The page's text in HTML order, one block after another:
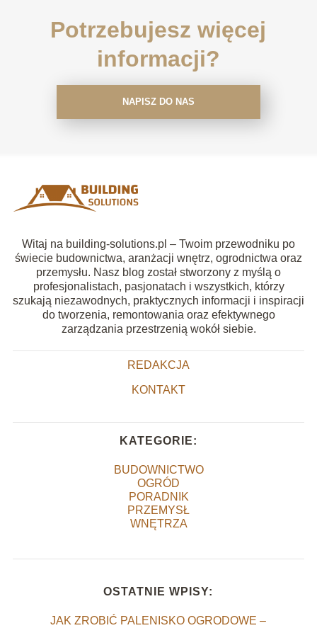
Potrzebujesz więcej
informacji?
NAPISZ DO NAS
Witaj na building-solutions.pl – Twoim przewodniku po
świecie budownictwa, aranżacji wnętrz, ogrodnictwa oraz
przemysłu. Nasz blog został stworzony z myślą o
profesjonalistach, pasjonatach i wszystkich, którzy
szukają niezawodnych, praktycznych informacji i inspiracji
do tworzenia, remontowania oraz efektywnego
zarządzania przestrzenią wokół siebie.
REDAKCJA
KONTAKT
KATEGORIE:
BUDOWNICTWO
OGRÓD
PORADNIK
PRZEMYSŁ
WNĘTRZA
OSTATNIE WPISY:
JAK ZROBIĆ PALENISKO OGRODOWE –